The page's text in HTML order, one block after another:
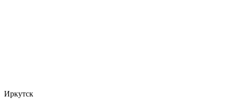
Иркутск